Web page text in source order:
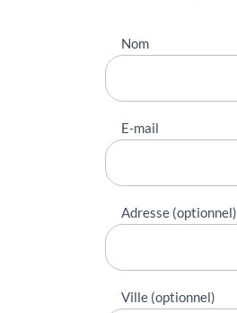
Nous
contacter
Nom
E-mail
Adresse (optionnel)
Ville (optionnel)